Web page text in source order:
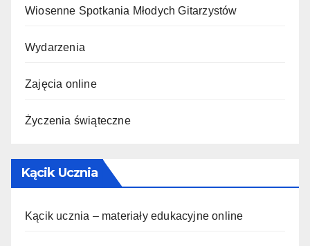
Wiosenne Spotkania Młodych Gitarzystów
Wydarzenia
Zajęcia online
Życzenia świąteczne
Kącik Ucznia
Kącik ucznia – materiały edukacyjne online